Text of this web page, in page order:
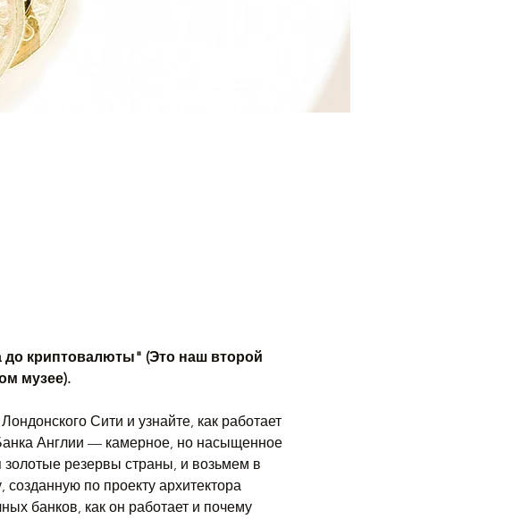
до криптовалюты" (Это наш второй
музее).
Сити и узнайте, как работает
Англии — камерное, но насыщенное
золотые резервы страны, и возьмем в
по проекту архитектора
банков, как он работает и почему